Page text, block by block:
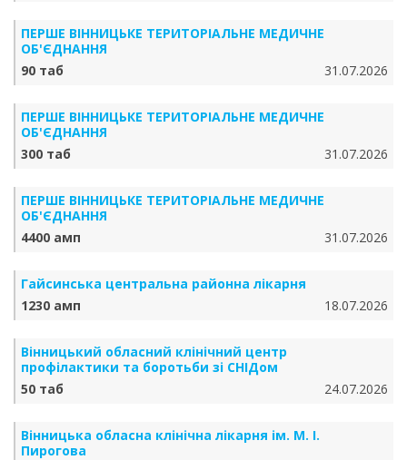
ПЕРШЕ ВІННИЦЬКЕ ТЕРИТОРІАЛЬНЕ МЕДИЧНЕ
ОБ'ЄДНАННЯ
90 таб
31.07.2026
ПЕРШЕ ВІННИЦЬКЕ ТЕРИТОРІАЛЬНЕ МЕДИЧНЕ
ОБ'ЄДНАННЯ
300 таб
31.07.2026
ПЕРШЕ ВІННИЦЬКЕ ТЕРИТОРІАЛЬНЕ МЕДИЧНЕ
ОБ'ЄДНАННЯ
4400 амп
31.07.2026
Гайсинська центральна районна лікарня
1230 амп
18.07.2026
Вінницький обласний клінічний центр
профілактики та боротьби зі СНІДом
50 таб
24.07.2026
Вінницька обласна клінічна лікарня ім. М. І.
Пирогова